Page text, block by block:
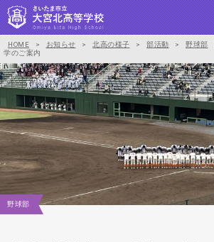
HOME > お知らせ > 北高の様子 > 部活動 > 野球部
学のご案内
野球部